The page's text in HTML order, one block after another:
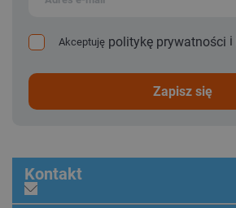
Akceptuję politykę prywatności i
zapisz się
Kontakt